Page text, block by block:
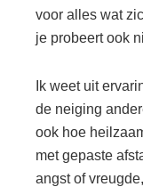
voor alles wat
je probeert ook
Ik weet uit
de neiging
ook hoe
met gepaste
angst of